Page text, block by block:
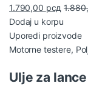
1.790,00 рсд
Dodaj u korpu
Uporedi proizvode
Motorne testere,
Ulje za